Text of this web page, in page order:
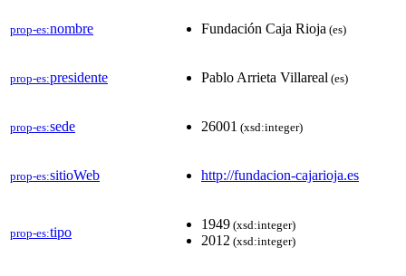
prop-es:nombre Fundación Caja Rioja (es)
prop-es:presidente Pablo Arrieta Villareal (es)
prop-es:sede 26001 (xsd:integer)
prop-es:sitioWeb http://fundacion-cajarioja.es
prop-es:tipo
1949 (xsd:integer)
2012 (xsd:integer)